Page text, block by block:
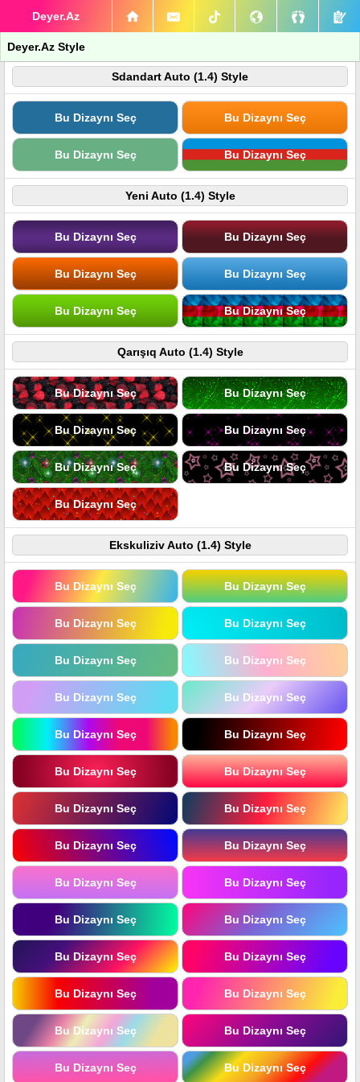
Deyer.Az
Deyer.Az Style
Sdandart Auto (1.4) Style
Bu Dizaynı Seç Bu Dizaynı Seç
Bu Dizaynı Seç Bu Dizaynı Seç
Yeni Auto (1.4) Style
Bu Dizaynı Seç Bu Dizaynı Seç
Bu Dizaynı Seç Bu Dizaynı Seç
Bu Dizaynı Seç Bu Dizaynı Seç
Qarışıq Auto (1.4) Style
Bu Dizaynı Seç Bu Dizaynı Seç
Bu Dizaynı Seç Bu Dizaynı Seç
Bu Dizaynı Seç Bu Dizaynı Seç
Bu Dizaynı Seç
Ekskuliziv Auto (1.4) Style
Bu Dizaynı Seç Bu Dizaynı Seç
Bu Dizaynı Seç Bu Dizaynı Seç
Bu Dizaynı Seç Bu Dizaynı Seç
Bu Dizaynı Seç Bu Dizaynı Seç
Bu Dizaynı Seç Bu Dizaynı Seç
Bu Dizaynı Seç Bu Dizaynı Seç
Bu Dizaynı Seç Bu Dizaynı Seç
Bu Dizaynı Seç Bu Dizaynı Seç
Bu Dizaynı Seç Bu Dizaynı Seç
Bu Dizaynı Seç Bu Dizaynı Seç
Bu Dizaynı Seç Bu Dizaynı Seç
Bu Dizaynı Seç Bu Dizaynı Seç
Bu Dizaynı Seç Bu Dizaynı Seç
Bu Dizaynı Seç Bu Dizaynı Seç